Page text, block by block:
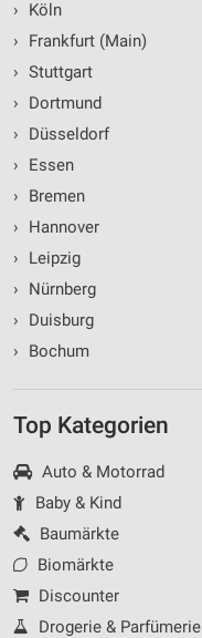
›
Köln
›
Frankfurt (Main)
› Stuttgart
›
Dortmund
›
Düsseldorf
›
Essen
›
Bremen
›
Hannover
›
Leipzig
›
Nürnberg
›
Duisburg
›
Bochum
Top Kategorien
Auto & Motorrad
Baby & Kind
Baumärkte
Biomärkte
Discounter
Drogerie & Parfümerie